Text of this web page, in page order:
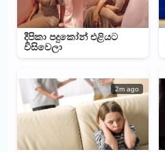
දීපිකා පදුකෝන් එළියට
විසිවෙලා
2m ago